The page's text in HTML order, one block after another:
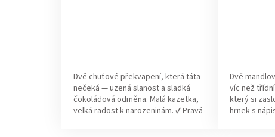
Dvě chuťové překvapení, která táta
nečeká — uzená slanost a sladká
čokoládová odměna. Malá kazetka,
velká radost k narozeninám. ✔ Pravá
Dvě
víc než
který si
hrnek s